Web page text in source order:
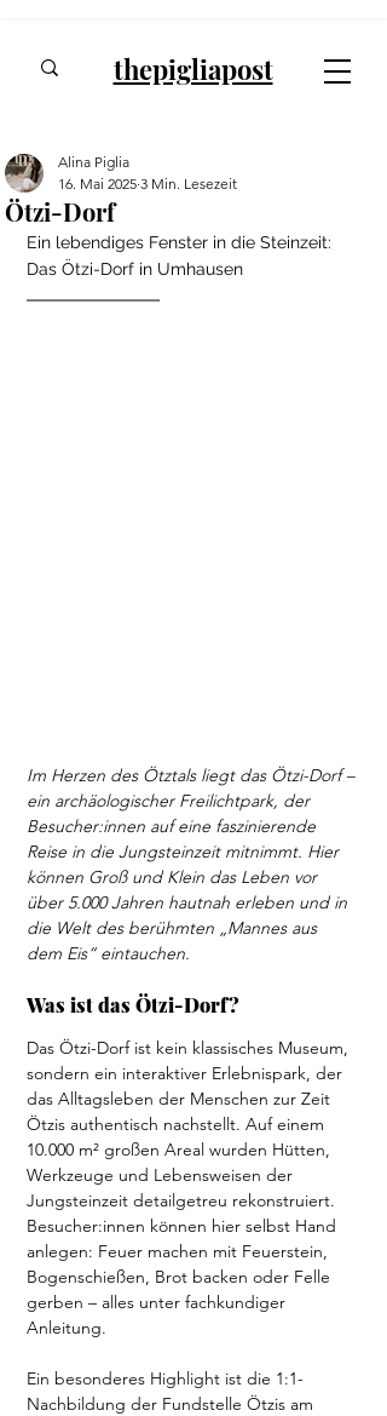
thepigliapost
Ötzi-Dorf
Alina Piglia
16. Mai 2025 3 Min. Lesezeit
Ein lebendiges Fenster in die Steinzeit:
Das Ötzi-Dorf in Umhausen
Im Herzen des Ötztals liegt das Ötzi-Dorf –
ein archäologischer Freilichtpark, der
Besucher:innen auf eine faszinierende
Reise in die Jungsteinzeit mitnimmt. Hier
können Groß und Klein das Leben vor
über 5.000 Jahren hautnah erleben und in
die Welt des berühmten „Mannes aus
dem Eis“ eintauchen.
Was ist das Ötzi-Dorf?
Das Ötzi-Dorf ist kein klassisches Museum,
sondern ein interaktiver Erlebnispark, der
das Alltagsleben der Menschen zur Zeit
Ötzis authentisch nachstellt. Auf einem
10.000 m² großen Areal wurden Hütten,
Werkzeuge und Lebensweisen der
Jungsteinzeit detailgetreu rekonstruiert.
Besucher:innen können hier selbst Hand
anlegen: Feuer machen mit Feuerstein,
Bogenschießen, Brot backen oder Felle
gerben – alles unter fachkundiger
Anleitung.
Ein besonderes Highlight ist die 1:1-
Nachbildung der Fundstelle Ötzis am